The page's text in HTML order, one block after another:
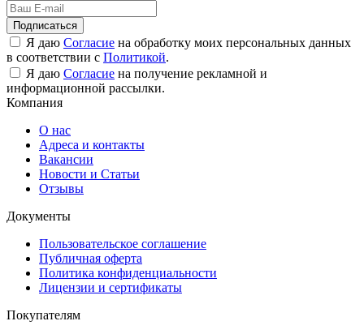
Подписаться
Я даю Согласие на обработку моих персональных данных
в соответствии с Политикой.
Я даю Согласие на получение рекламной и
информационной рассылки.
Компания
О нас
Адреса и контакты
Вакансии
Новости и Статьи
Отзывы
Документы
Пользовательское соглашение
Публичная оферта
Политика конфиденциальности
Лицензии и сертификаты
Покупателям